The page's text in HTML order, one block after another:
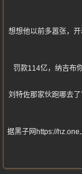
想想他以前多嚣张，
罚款114亿，纳吉布
刘特佐那家伙跑哪去
据黑子网https://